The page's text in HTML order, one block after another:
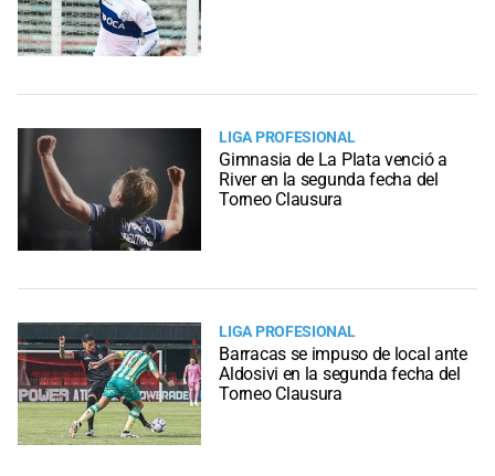
LIGA PROFESIONAL
Gimnasia de La Plata venció a
River en la segunda fecha del
Torneo Clausura
LIGA PROFESIONAL
Barracas se impuso de local ante
Aldosivi en la segunda fecha del
Torneo Clausura